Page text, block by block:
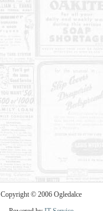
Copyright © 2006 Ogledalce